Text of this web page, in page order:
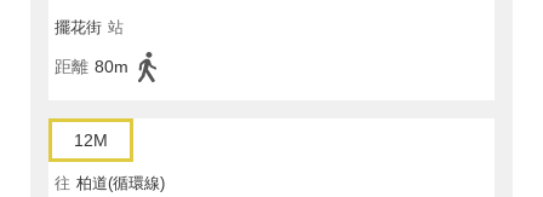
擺花街 站
距離 80m
12M
往 柏道(循環線)